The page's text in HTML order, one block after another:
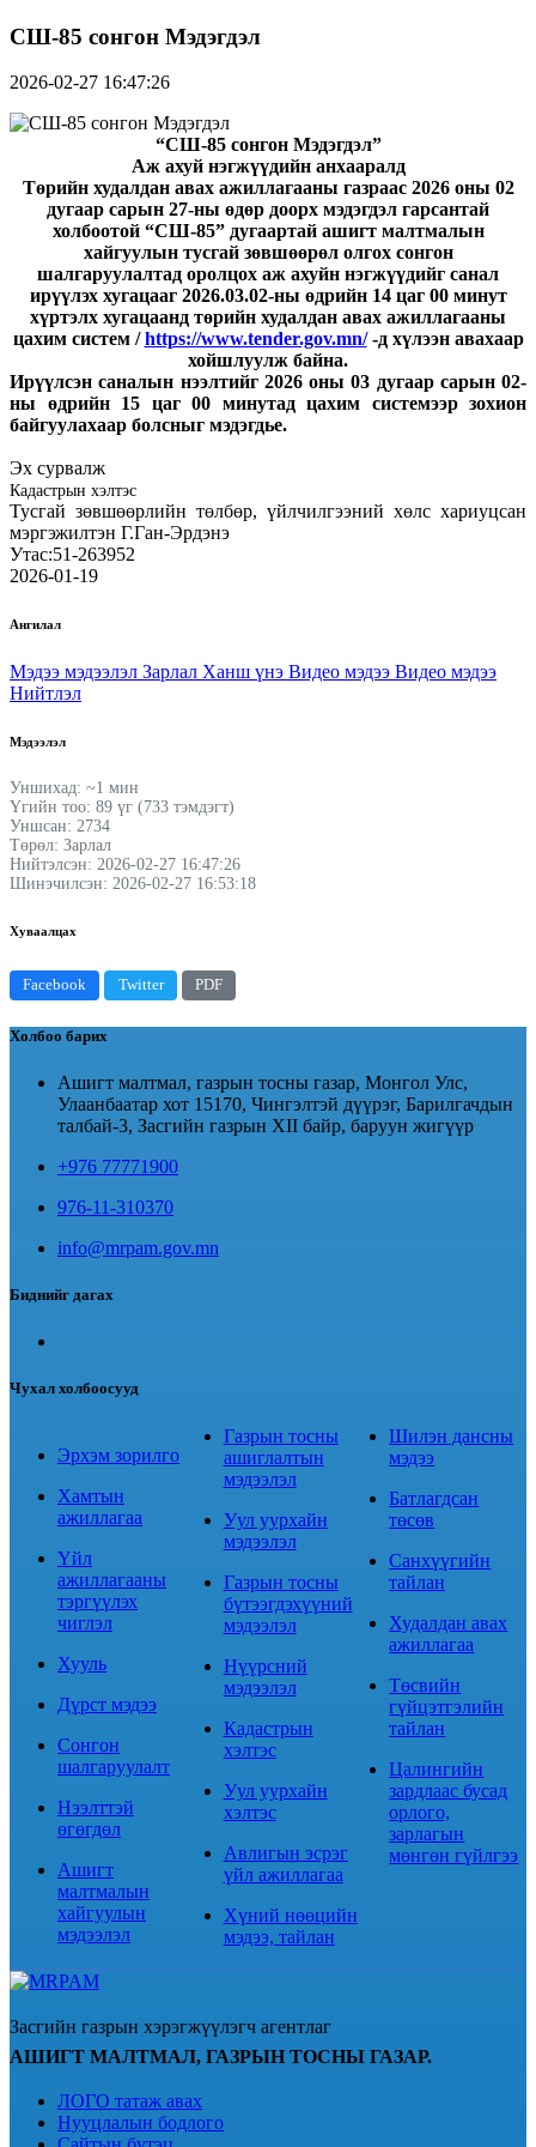
СШ-85 сонгон Мэдэгдэл
2026-02-27 16:47:26
“СШ-85 сонгон Мэдэгдэл”
Аж ахуй нэгжүүдийн анхааралд
Төрийн худалдан авах ажиллагааны газраас 2026 оны 02
дугаар сарын 27-ны өдөр доорх мэдэгдэл гарсантай
холбоотой “СШ-85” дугаартай ашигт малтмалын
хайгуулын тусгай зөвшөөрөл олгох сонгон
шалгаруулалтад оролцох аж ахуйн нэгжүүдийг санал
ирүүлэххугацааг 2026.03.02-ны өдрийн 14 цаг 00 минут
хүртэлх хугацаанд төрийн худалдан авах ажиллагааны
цахим систем /https://www.tender.gov.mn/-д хүлээн авахаар
хойшлуулж байна.
Ирүүлсэн саналын нээлтийг 2026 оны 03 дугаар сарын 02-
ны өдрийн 15 цаг 00 минутад цахим системээр зохион
байгуулахаар болсныг мэдэгдье.
Эх сурвалж
Кадастрын хэлтэс
Тусгай зөвшөөрлийн төлбөр, үйлчилгээний хөлс хариуцсан
мэргэжилтэн Г.Ган-Эрдэнэ
Утас:51-263952
2026-01-19
Ангилал
Мэдээ мэдээлэл Зарлал Ханш үнэ Видео мэдээ Видео мэдээ
Нийтлэл
Мэдээлэл
Уншихад: ~1 мин
Үгийн тоо: 89 үг (733 тэмдэгт)
Уншсан: 2734
Төрөл: Зарлал
Нийтэлсэн: 2026-02-27 16:47:26
Шинэчилсэн: 2026-02-27 16:53:18
Хуваалцах
Facebook Twitter PDF
Холбоо барих
Ашигт малтмал, газрын тосны газар, Монгол Улс,
Улаанбаатар хот 15170, Чингэлтэй дүүрэг, Барилгачдын
талбай-3, Засгийн газрын XII байр, баруун жигүүр
+976 77771900
976-11-310370
info@mrpam.gov.mn
Биднийг дагах
Чухал холбоосууд
Эрхэм зорилго
Хамтын
ажиллагаа
Үйл
ажиллагааны
тэргүүлэх
чиглэл
Хууль
Дүрст мэдээ
Сонгон
шалгаруулалт
Нээлттэй
өгөгдөл
Ашигт
малтмалын
хайгуулын
мэдээлэл
Газрын тосны
ашиглалтын
мэдээлэл
Уул уурхайн
мэдээлэл
Газрын тосны
бүтээгдэхүүний
мэдээлэл
Нүүрсний
мэдээлэл
Кадастрын
хэлтэс
Уул уурхайн
хэлтэс
Авлигын эсрэг
үйл ажиллагаа
Хүний нөөцийн
мэдээ, тайлан
Шилэн дансны
мэдээ
Батлагдсан
төсөв
Санхүүгийн
тайлан
Худалдан авах
ажиллагаа
Төсвийн
гүйцэтгэлийн
тайлан
Цалингийн
зардлаас бусад
орлого,
зарлагын
мөнгөн гүйлгээ
Засгийн газрын хэрэгжүүлэгч агентлаг
АШИГТ МАЛТМАЛ, ГАЗРЫН ТОСНЫ ГАЗАР.
ЛОГО татаж авах
Нууцлалын бодлого